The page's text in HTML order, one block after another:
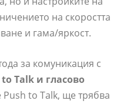
на скоростта
и гама/яркост.
за комуникация с
Talk и гласово
Push to Talk, ще трябва